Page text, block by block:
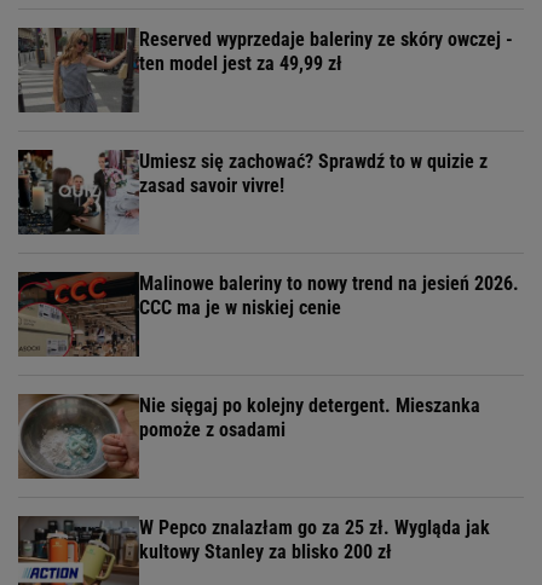
Reserved wyprzedaje baleriny ze skóry owczej -
ten model jest za 49,99 zł
Umiesz się zachować? Sprawdź to w quizie z
zasad savoir vivre!
Malinowe baleriny to nowy trend na jesień 2026.
CCC ma je w niskiej cenie
Nie sięgaj po kolejny detergent. Mieszanka
pomoże z osadami
W Pepco znalazłam go za 25 zł. Wygląda jak
kultowy Stanley za blisko 200 zł